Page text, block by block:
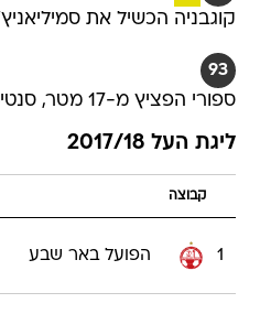
קוגבניה הכשיל את
93
ספורי הפציץ מ-17 מטר, סנטימטרים מעל המשקוף
ליגת העל 2017/18
קבוצה
1 הפועל באר שבע